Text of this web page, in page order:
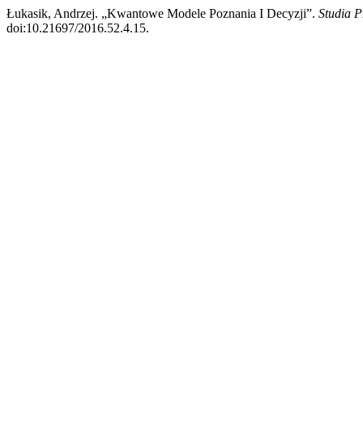
Łukasik, Andrzej. „Kwantowe Modele Poznania I Decyzji”. Studia
doi:10.21697/2016.52.4.15.